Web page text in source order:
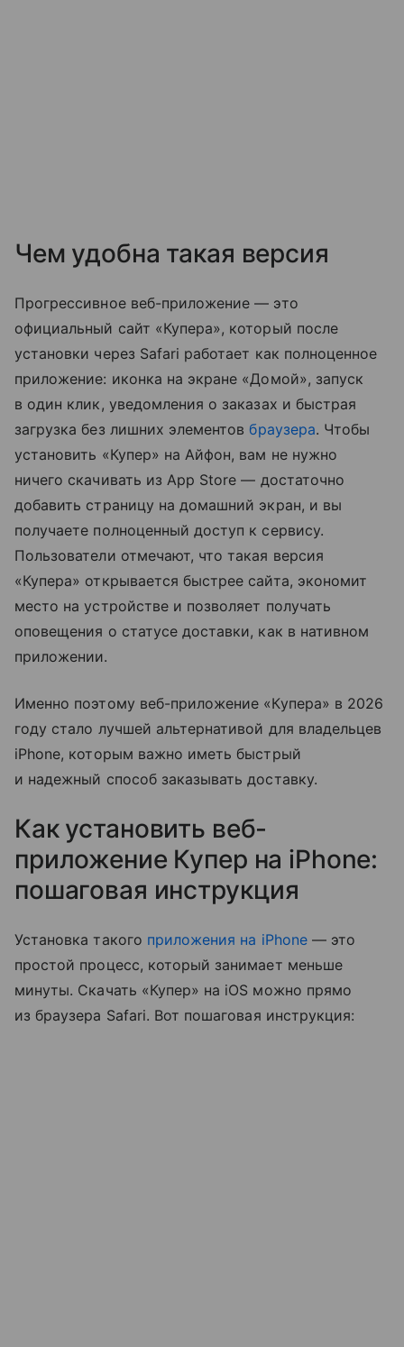
Чем удобна такая версия
Прогрессивное веб-приложение — это
официальный сайт «Купера», который после
установки через Safari работает как полноценное
приложение: иконка на экране «Домой», запуск
в один клик, уведомления о заказах и быстрая
загрузка без лишних элементовбраузера. Чтобы
установить «Купер» на Айфон, вам не нужно
ничего скачивать из App Store — достаточно
добавить страницу на домашний экран, и вы
получаете полноценный доступ к сервису.
Пользователи отмечают, что такая версия
«Купера» открывается быстрее сайта, экономит
место на устройстве и позволяет получать
оповещения о статусе доставки, как в нативном
приложении.
Именно поэтому веб-приложение «Купера» в 2026
году стало лучшей альтернативой для владельцев
iPhone, которым важно иметь быстрый
и надежный способ заказывать доставку.
Как установить веб-
приложение Купер на iPhone:
пошаговая инструкция
Установка такого приложения на iPhone— это
простой процесс, который занимает меньше
минуты. Скачать «Купер» на iOS можно прямо
из браузера Safari. Вот пошаговая инструкция: